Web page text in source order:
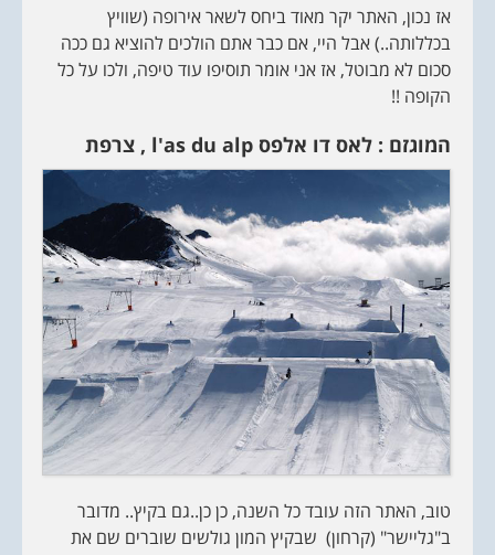
אז נכון, האתר יקר מאוד ביחס לשאר אירופה (שוויץ
בכללותה..) אבל היי, אם כבר אתם הולכים להוציא גם ככה
סכום לא מבוטל, אז אני אומר תוסיפו עוד טיפה, ולכו על כל
הקופה !!
המוגזם : לאס דו אלפס l'as du alp , צרפת
טוב, האתר הזה עובד כל השנה, כן כן..גם בקיץ.. מדובר
ב"גליישר" (קרחון) שבקיץ המון גולשים שוברים שם את